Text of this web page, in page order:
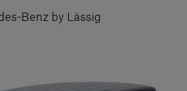
Benz by Lässig